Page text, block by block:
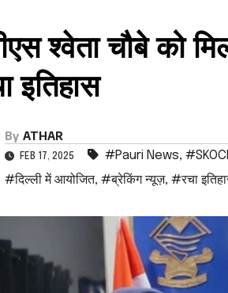
श्वेता चौबे को
इतिहास
By ATHAR
FEB 17, 2025 #Pauri News,
#दिल्ली में आयोजित, #ब्रेकिंग न्यूज़, #रचा